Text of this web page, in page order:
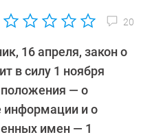
20
16 апреля, закон о
в силу 1 ноября
положения — о
информации и о
имен — 1